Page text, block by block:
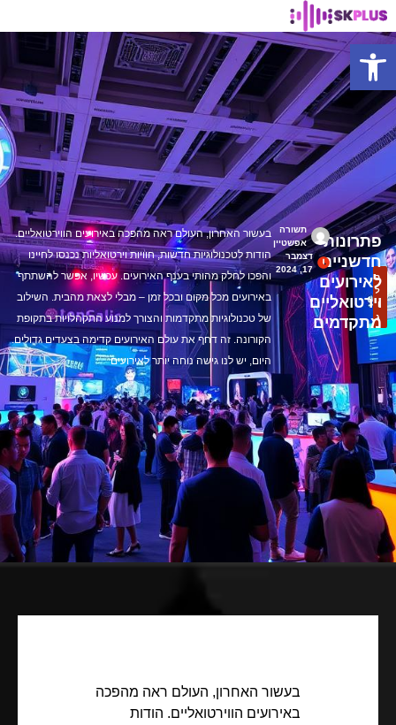
ב
ל
ו
ג
פתרונות
חדשניים
לאירועים
וירטואליים
מתקדמים
תשורה
אפשטיין
דצמבר
17, 2024
בעשור האחרון, העולם ראה מהפכה באירועים הווירטואליים.
הודות לטכנולוגיות חדשות, חוויות וירטואליות נכנסו לחיינו
והפכו לחלק מהותי בענף האירועים. עכשיו, אפשר להשתתף
באירועים מכל מקום ובכל זמן – מבלי לצאת מהבית. השילוב
של טכנולוגיות מתקדמות והצורך למנוע התקהלויות בתקופת
הקורונה. זה דחף את עולם האירועים קדימה בצעדים גדולים.
היום, יש לנו גישה נוחה יותר לאירועים
בעשור האחרון, העולם ראה מהפכה
באירועים הווירטואליים. הודות
פתח סרגל נגישות